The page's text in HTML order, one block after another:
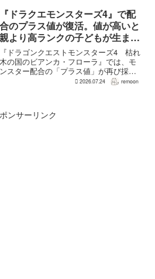
作と変わることで、これまで見られなか
った一面がよ...
『ドラクエモンスターズ4』で配
合のプラス値が復活。値が高いと
親より高ランクの子どもが生まれ
ることも
『ドラゴンクエストモンスターズ4 枯れ
木の国のビアンカ・フローラ』では、モ
ンスター配合の「プラス値」が再び採用
される。配合を繰り返すことで数値が増
2026.07.24 remoon
ンサーリンク